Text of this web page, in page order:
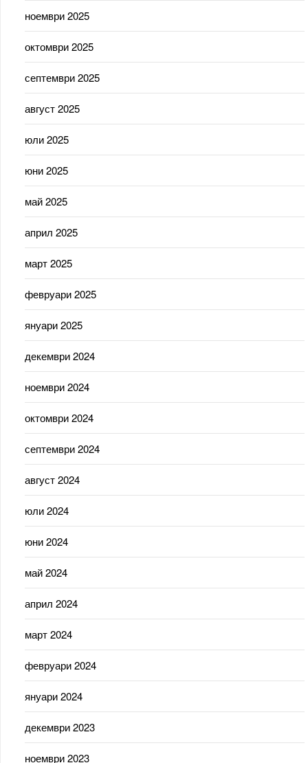
ноември 2025
октомври 2025
септември 2025
август 2025
юли 2025
юни 2025
май 2025
април 2025
март 2025
февруари 2025
януари 2025
декември 2024
ноември 2024
октомври 2024
септември 2024
август 2024
юли 2024
юни 2024
май 2024
април 2024
март 2024
февруари 2024
януари 2024
декември 2023
ноември 2023